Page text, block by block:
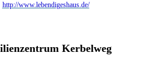
http://www.lebendigeshaus.de/
Kerbelweg